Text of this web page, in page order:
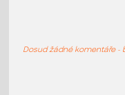
Lego
Dosud žádné komentáře -